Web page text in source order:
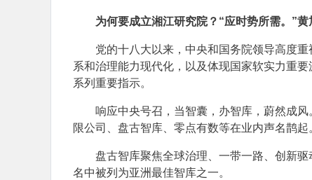
为何要成立湘江研究院？“应时势所需。”黄
党的十八大以来，中央和国务院领导高度
系和治理能力现代化，以及体现国家软实力重
系列重要指示。
响应中央号召，当智囊，办智库，蔚然成
限公司、盘古智库、零点有数等在业内声名鹊起
盘古智库聚焦全球治理、一带一路、创新
名中被列为亚洲最佳智库之一。